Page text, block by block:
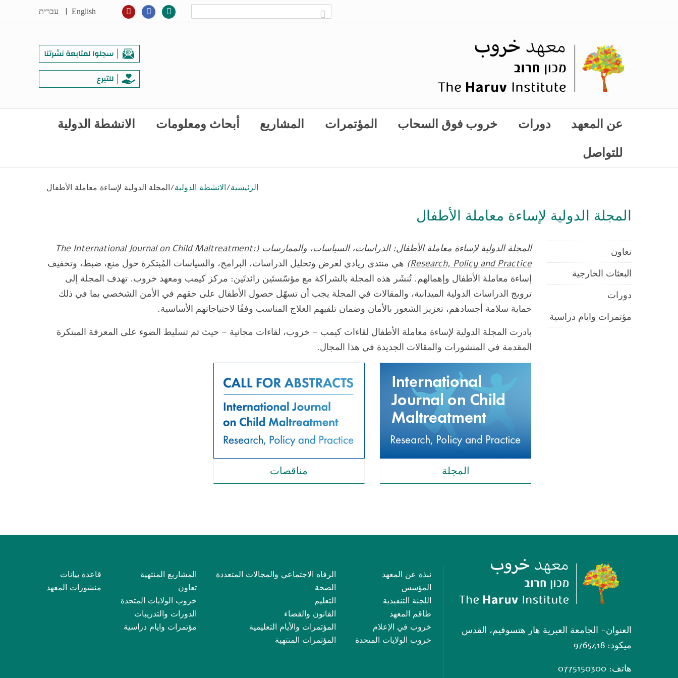
English
| עברית
عن المعهد دورات خروب فوق السحاب المؤتمرات المشاريع أبحاث ومعلومات الانشطة الدولية
للتواصل
الرئيسية/الانشطة الدولية/المجلة الدولية لإساءة معاملة الأطفال
المجلة الدولية لإساءة معاملة الأطفال
تعاون
البعثات الخارجية
دورات
مؤتمرات وايام دراسية
المجلة الدولية لإساءة معاملة الأطفال: الدراسات، السياسات، والممارسات (The International Journal on Child Maltreatment:
Research, Policy and Practice) هي منتدى ريادي لعرض وتحليل الدراسات، البرامج، والسياسات المُبتكرة حول منع، ضبط، وتخفيف
إساءة معاملة الأطفال وإهمالهم. تُنشَر هذه المجلة بالشراكة مع مؤسّستَين رائدتَين: مركز كيمب ومعهد خروب. تهدف المجلة إلى
ترويج الدراسات الدولية الميدانية، والمقالات في المجلة يجب أن تسهّل حصول الأطفال على حقهم في الأمن الشخصي بما في ذلك
حماية سلامة أجسادهم، تعزيز الشعور بالأمان وضمان تلقيهم العلاج المناسب وفقًا لاحتياجاتهم الأساسية.
بادرت المجلة الدولية لإساءة معاملة الأطفال لقاءات كيمب – خروب، لقاءات مجانية – حيث تم تسليط الضوء على المعرفة المبتكرة
المقدمة في المنشورات والمقالات الجديدة في هذا المجال.
المجلة مناقصات
العنوان- الجامعة العبرية هار هتسوفيم، القدس
ميكود: 9765418
هاتف: 0775150300
نبذة عن المعهد
المؤسس
اللجنة التنفيذية
طاقم المعهد
خروب في الإعلام
خروب الولايات المتحدة
الرفاه الاجتماعي والمجالات المتعددة
الصحة
التعليم
القانون والقضاء
المؤتمرات والأيام التعليمية
المؤتمرات المنتهية
المشاريع المنتهية
تعاون
خروب الولايات المتحدة
الدورات والتدريبات
مؤتمرات وايام دراسية
قاعدة بيانات
منشورات المعهد